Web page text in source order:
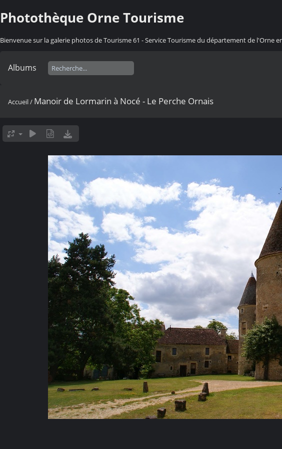
Photothèque Orne Tourisme
Bienvenue sur la galerie photos de Tourisme 61 - Service Tourisme du département de l'Orne
Albums
Accueil/ Manoir de Lormarin à Nocé - Le Perche Ornais